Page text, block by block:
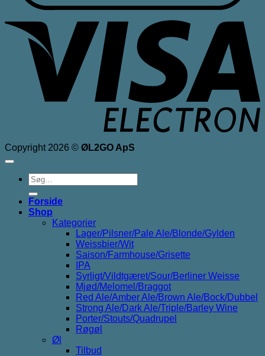
Copyright 2026 © ØL2GO ApS
Søg
efter:
Forside
Shop
Kategorier
Lager/Pilsner/Pale Ale/Blonde/Gylden
Weissbier/Wit
Saison/Farmhouse/Grisette
IPA
Syrligt/Vildtgæret/Sour/Berliner Weisse
Mjød/Melomel/Braggot
Red Ale/Amber Ale/Brown Ale/Bock/Dubbel
Strong Ale/Dark Ale/Triple/Barley Wine
Porter/Stouts/Quadrupel
Røgøl
Øl
Tilbud